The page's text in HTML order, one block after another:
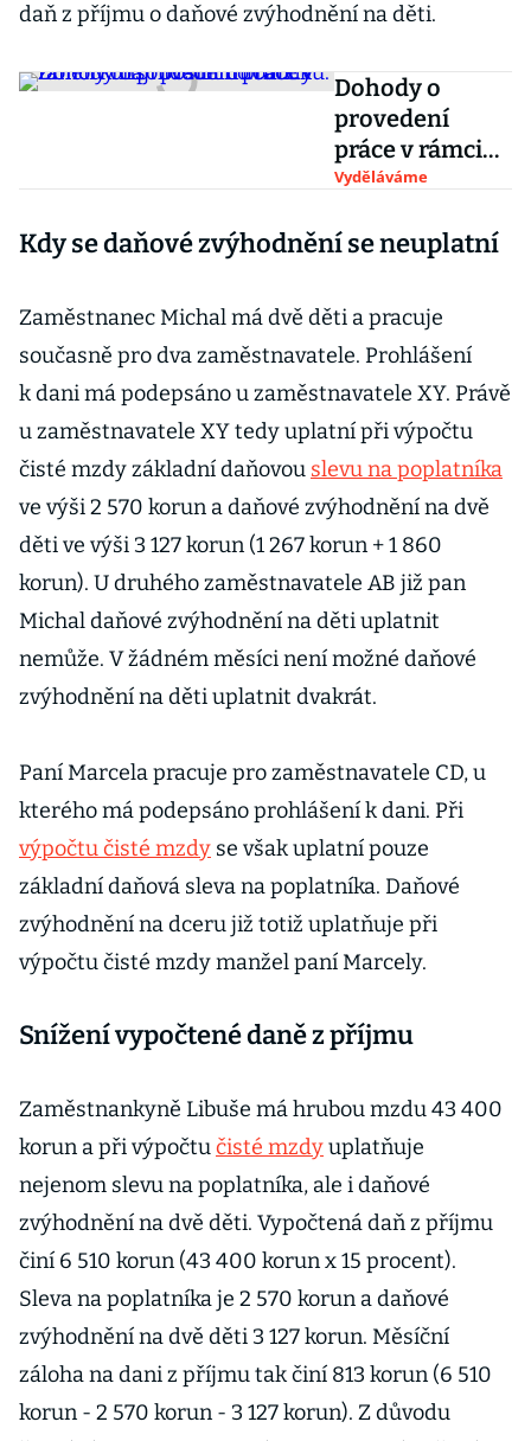
daň z příjmu o daňové zvýhodnění na děti.
Dohody o
provedení
práce v rámci
konsolidačního
mají posílit
Vyděláváme
Kdy se daňové zvýhodnění se neuplatní
Zaměstnanec Michal má dvě děti a pracuje
současně pro dva zaměstnavatele. Prohlášení
k dani má podepsáno u zaměstnavatele XY. Právě
u zaměstnavatele XY tedy uplatní při výpočtu
čisté mzdy základní daňovou slevu na poplatníka
ve výši 2 570 korun a daňové zvýhodnění na dvě
děti ve výši 3 127 korun (1 267 korun + 1 860
korun). U druhého zaměstnavatele AB již pan
Michal daňové zvýhodnění na děti uplatnit
nemůže. V žádném měsíci není možné daňové
zvýhodnění na děti uplatnit dvakrát.
Paní Marcela pracuje pro zaměstnavatele CD, u
kterého má podepsáno prohlášení k dani. Při
výpočtu čisté mzdy se však uplatní pouze
základní daňová sleva na poplatníka. Daňové
zvýhodnění na dceru již totiž uplatňuje při
výpočtu čisté mzdy manžel paní Marcely.
Snížení vypočtené daně z příjmu
Zaměstnankyně Libuše má hrubou mzdu 43 400
korun a při výpočtučisté mzdyuplatňuje
nejenom slevu na poplatníka, ale i daňové
zvýhodnění na dvě děti. Vypočtená daň z příjmu
činí 6 510 korun (43 400 korun x 15 procent).
Sleva na poplatníka je 2 570 korun a daňové
zvýhodnění na dvě děti 3 127 korun. Měsíční
záloha na dani z příjmu tak činí 813 korun (6 510
korun - 2 570 korun - 3 127 korun). Z důvodu